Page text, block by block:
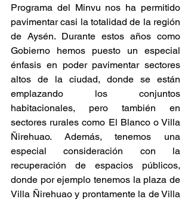
Programa del Minvu nos ha permitido
pavimentar casi la totalidad de la región
de Aysén. Durante estos años como
Gobierno hemos puesto un especial
énfasis en poder pavimentar sectores
altos de la ciudad, donde se están
emplazando los conjuntos
habitacionales, pero también en
sectores rurales como El Blanco o Villa
Ñirehuao. Además, tenemos una
especial consideración con la
recuperación de espacios públicos,
donde por ejemplo tenemos la plaza de
Villa Ñirehuao y prontamente la de Villa